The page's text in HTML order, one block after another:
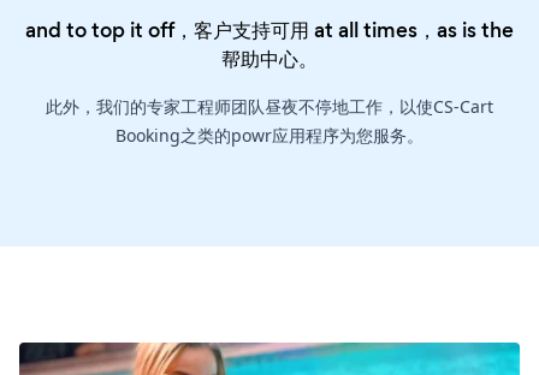
and to top it off，客户支持可用 at all times，as is the
帮助中心。
此外，我们的专家工程师团队昼夜不停地工作，以使CS-Cart
Booking之类的powr应用程序为您服务。